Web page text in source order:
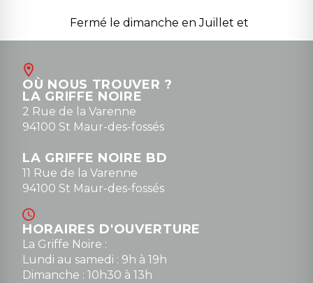
Fermé le dimanche en Juillet et
Août
contact@la-griffe-noire.com
0148836747
OÙ NOUS TROUVER ?
LA GRIFFE NOIRE
2 Rue de la Varenne
94100 St Maur-des-fossés
LA GRIFFE NOIRE BD
11 Rue de la Varenne
94100 St Maur-des-fossés
HORAIRES D'OUVERTURE
La Griffe Noire :
Lundi au samedi : 9h à 19h
Dimanche : 10h30 à 13h